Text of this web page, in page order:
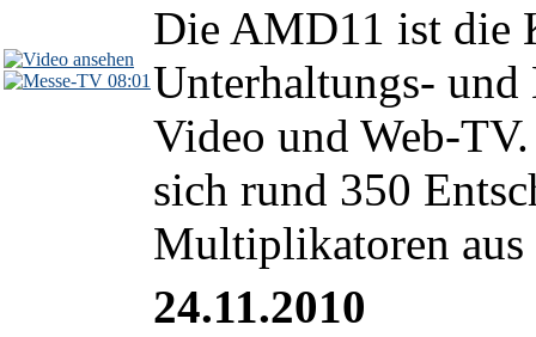
08:01
Die AMD11 ist die
Unterhaltungs-
Video und Web-
sich rund 350
Multiplikatoren
24.11.2010